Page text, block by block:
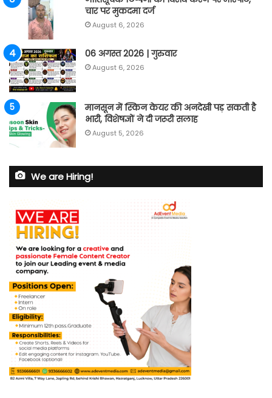
चार पर मुकदमा दर्ज
August 6, 2026
06 अगस्त 2026 | गुरुवार
August 6, 2026
मानसून में स्किन केयर की अनदेखी पड़ सकती है
भारी, विशेषज्ञों ने दी जरूरी सलाह
August 5, 2026
We are Hiring!